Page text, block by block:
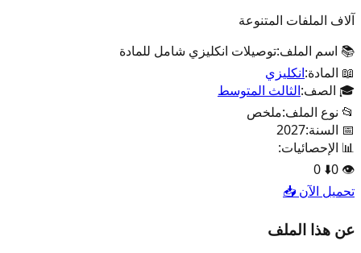
آلاف الملفات المتنوعة
📚 اسم الملف:توصيلات انكليزي شامل للمادة
📖 المادة:انكليزي
🎓 الصف:الثالث المتوسط
📂 نوع الملف:ملخص
📅 السنة:2027
📊 الإحصائيات:
👁️
0
⬇️
0
تحميل الآن 📥
عن هذا الملف